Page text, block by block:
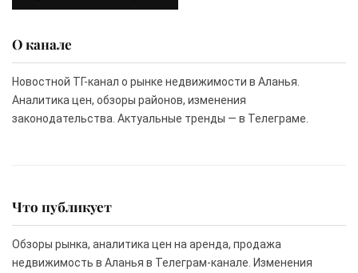
О канале
Новостной ТГ-канал о рынке недвижимости в Аланья.
Аналитика цен, обзоры районов, изменения
законодательства. Актуальные тренды — в Телеграме.
Что публикует
Обзоры рынка, аналитика цен на аренда, продажа
недвижимость в Аланья в Телеграм-канале. Изменения